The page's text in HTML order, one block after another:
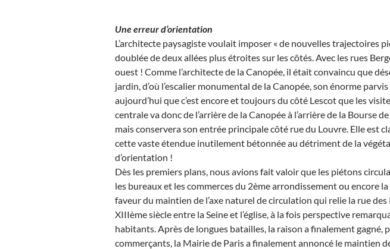
Une erreur d’orientation
L’architecte paysagiste voulait imposer « de nouvelles trajectoires
doublée de deux allées plus étroites sur les côtés. Avec les rues
ouest ! Comme l’architecte de la Canopée, il était convaincu que
jardin, d’où l’escalier monumental de la Canopée, son énorme
aujourd’hui que c’est encore et toujours du côté Lescot que les
centrale va donc de l’arrière de la Canopée à l’arrière de la Bourse
mais conservera son entrée principale côté rue du Louvre. Elle est
cette vaste étendue inutilement bétonnée au détriment de la
d’orientation !
Dès les premiers plans, nous avions fait valoir que les piétons
les bureaux et les commerces du 2ème arrondissement ou encore
faveur du maintien de l’axe naturel de circulation qui relie la rue
XIIIème siècle entre la Seine et l’église, à la fois perspective
habitants. Après de longues batailles, la raison a finalement
commerçants, la Mairie de Paris a finalement annoncé le maintien